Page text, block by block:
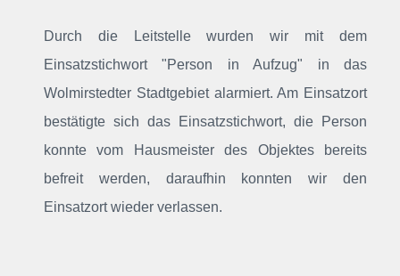
Durch die Leitstelle wurden wir mit dem
Einsatzstichwort "Person in Aufzug" in das
Wolmirstedter Stadtgebiet alarmiert. Am Einsatzort
bestätigte sich das Einsatzstichwort, die Person
konnte vom Hausmeister des Objektes bereits
befreit werden, daraufhin konnten wir den
Einsatzort wieder verlassen.